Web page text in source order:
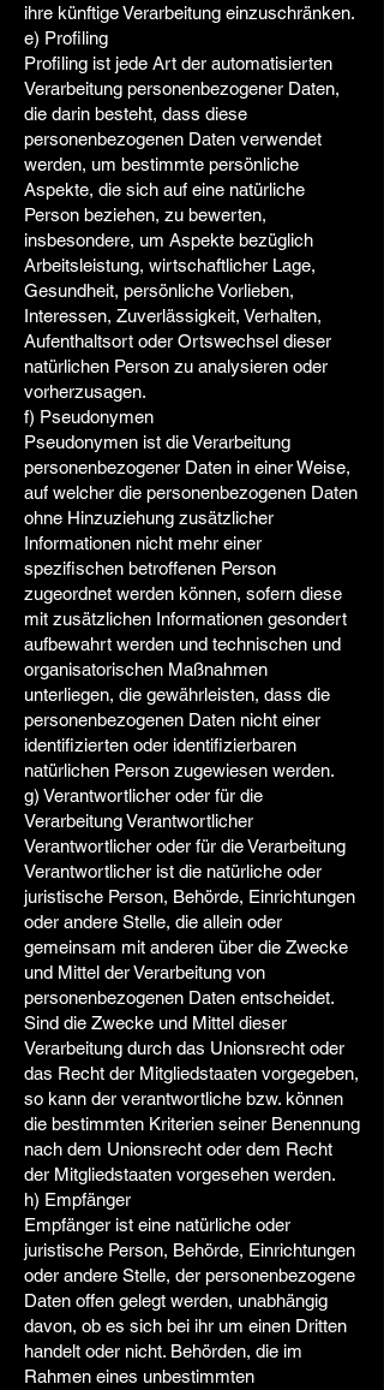
ihre künftige Verarbeitung einzuschränken.
e) Profiling
Profiling ist jede Art der automatisierten
Verarbeitung personenbezogener Daten,
die darin besteht, dass diese
personenbezogenen Daten verwendet
werden, um bestimmte persönliche
Aspekte, die sich auf eine natürliche
Person beziehen, zu bewerten,
insbesondere, um Aspekte bezüglich
Arbeitsleistung, wirtschaftlicher Lage,
Gesundheit, persönliche Vorlieben,
Interessen, Zuverlässigkeit, Verhalten,
Aufenthaltsort oder Ortswechsel dieser
natürlichen Person zu analysieren oder
vorherzusagen.
f) Pseudonymen
Pseudonymen ist die Verarbeitung
personenbezogener Daten in einer Weise,
auf welcher die personenbezogenen Daten
ohne Hinzuziehung zusätzlicher
Informationen nicht mehr einer
spezifischen betroffenen Person
zugeordnet werden können, sofern diese
mit zusätzlichen Informationen gesondert
aufbewahrt werden und technischen und
organisatorischen Maßnahmen
unterliegen, die gewährleisten, dass die
personenbezogenen Daten nicht einer
identifizierten oder identifizierbaren
natürlichen Person zugewiesen werden.
g) Verantwortlicher oder für die
Verarbeitung Verantwortlicher
Verantwortlicher oder für die Verarbeitung
Verantwortlicher ist die natürliche oder
juristische Person, Behörde, Einrichtungen
oder andere Stelle, die allein oder
gemeinsam mit anderen über die Zwecke
und Mittel der Verarbeitung von
personenbezogenen Daten entscheidet.
Sind die Zwecke und Mittel dieser
Verarbeitung durch das Unionsrecht oder
das Recht der Mitgliedstaaten vorgegeben,
so kann der verantwortliche bzw. können
die bestimmten Kriterien seiner Benennung
nach dem Unionsrecht oder dem Recht
der Mitgliedstaaten vorgesehen werden.
h) Empfänger
Empfänger ist eine natürliche oder
juristische Person, Behörde, Einrichtungen
oder andere Stelle, der personenbezogene
Daten offen gelegt werden, unabhängig
davon, ob es sich bei ihr um einen Dritten
handelt oder nicht. Behörden, die im
Rahmen eines unbestimmten